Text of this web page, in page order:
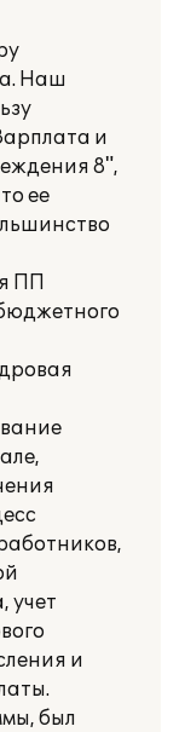
Наш
и
8",
ее
ПП
учет
и
был